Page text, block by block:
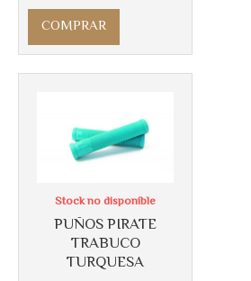
COMPRAR
PUÑOS PIRATE
TRABUCO
TURQUESA
Stock no disponible